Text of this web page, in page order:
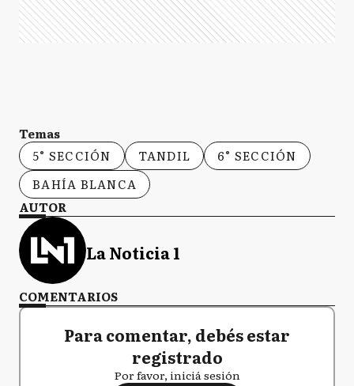
Temas
5° SECCIÓN
TANDIL
6° SECCIÓN
BAHÍA BLANCA
AUTOR
La Noticia 1
COMENTARIOS
Para comentar, debés estar
registrado
Por favor, iniciá sesión